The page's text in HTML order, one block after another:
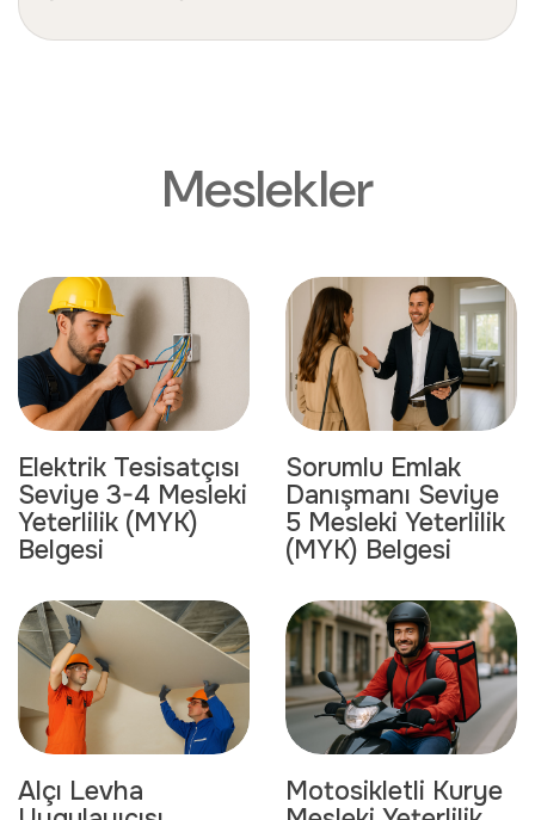
Meslekler
Elektrik Tesisatçısı
Seviye 3-4 Mesleki
Yeterlilik (MYK)
Belgesi
Sorumlu Emlak
Danışmanı Seviye
5 Mesleki Yeterlilik
(MYK) Belgesi
Alçı Levha
Motosikletli Kurye